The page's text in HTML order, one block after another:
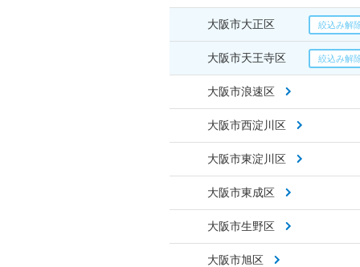
大阪市大正区
大阪市天王寺区
大阪市浪速区
大阪市西淀川区
大阪市東淀川区
大阪市東成区
大阪市生野区
大阪市旭区